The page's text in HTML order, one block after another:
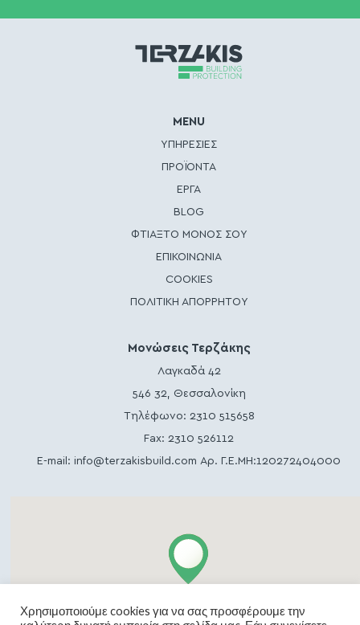
MENU
ΥΠΗΡΕΣΙΕΣ
ΠΡΟΪΟΝΤΑ
ΕΡΓΑ
BLOG
ΦΤΙΑΞΤΟ ΜΟΝΟΣ ΣΟΥ
ΕΠΙΚΟΙΝΩΝΙΑ
COOKIES
ΠΟΛΙΤΙΚΗ ΑΠΟΡΡΗΤΟΥ
Μονώσεις Τερζάκης
Λαγκαδά 42
546 32, Θεσσαλονίκη
Τηλέφωνο: 2310 515658
Fax: 2310 526112
E-mail:info@terzakisbuild.com Αρ. Γ.Ε.ΜΗ:120272404000
Χρησιμοποιούμε cookies για να σας προσφέρουμε την